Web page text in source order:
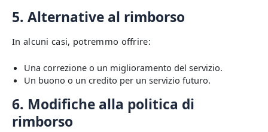
5. Alternative al rimborso
In alcuni casi, potremmo offrire:
Una correzione o un miglioramento del servizio.
Un buono o un credito per un servizio futuro.
6. Modifiche alla politica di
rimborso